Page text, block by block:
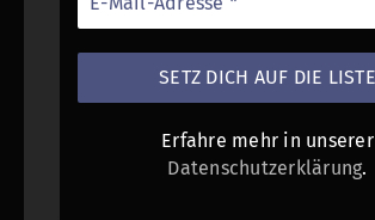
Erfahre mehr in unserer
Datenschutzerklärung.